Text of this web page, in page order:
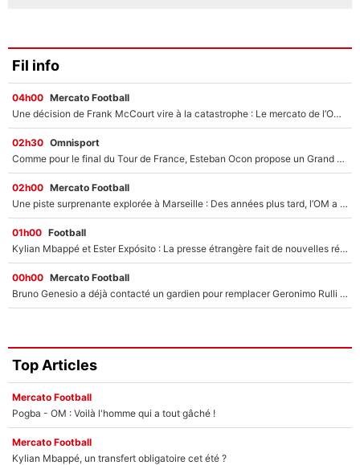
Fil info
04h00 Mercato Football
Une décision de Frank McCourt vire à la catastrophe : Le mercato de l’OM provoque de nouvelles tensions en pleine crise financière !
02h30 Omnisport
Comme pour le final du Tour de France, Esteban Ocon propose un Grand Prix de Formule 1 à Paris : «Autour de l’Arc de Triomphe, ce serait génial» !
02h00 Mercato Football
Une piste surprenante explorée à Marseille : Des années plus tard, l’OM a tenté de faire revenir le joueur qui avait provoqué le départ d’André Villas-Boas !
01h00 Football
Kylian Mbappé et Ester Expósito : La presse étrangère fait de nouvelles révélations sur leurs vacances en amoureux
00h00 Mercato Football
Bruno Genesio a déjà contacté un gardien pour remplacer Geronimo Rulli : La crise financière peut encore plomber les plans de l’OM sur le mercato
Top Articles
Mercato Football
Pogba - OM : Voilà l'homme qui a tout gâché !
Mercato Football
Kylian Mbappé, un transfert obligatoire cet été ?